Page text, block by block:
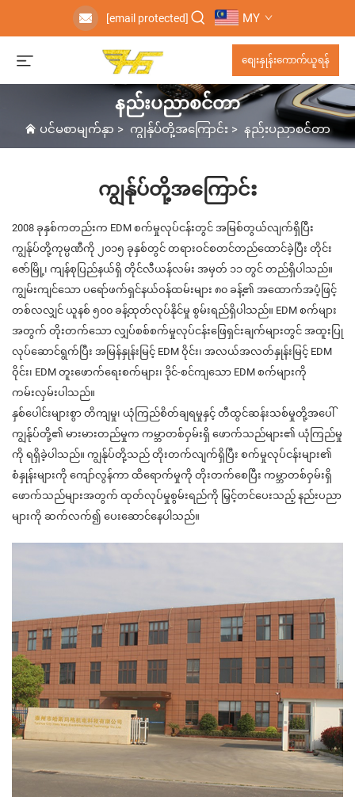
[email protected] MY
စျေးနှုန်းကောက်ယူရန်
နည်းပညာစင်တာ
ပင်မစာမျက်နှာ > ကျွန်ုပ်တို့အကြောင်း > နည်းပညာစင်တာ
ကျွန်ုပ်တို့အကြောင်း
2008 ခုနှစ်ကတည်းက EDM စက်မှုလုပ်ငန်းတွင် အမြစ်တွယ်လျက်ရှိပြီး
ကျွန်ုပ်တို့ကုမ္ပဏီကို ၂၀၁၅ ခုနှစ်တွင် တရားဝင်စတင်တည်ထောင်ခဲ့ပြီး တိုင်း
ဇော်မြို့၊ ကျန်စုပြည်နယ်ရှိ တိုင်လီယန်လမ်း အမှတ် ၁၁ တွင် တည်ရှိပါသည်။
ကျွမ်းကျင်သော ပရော်ဖက်ရှင်နယ်ဝန်ထမ်းများ ၈၀ ခန့်၏ အထောက်အပံ့ဖြင့်
တစ်လလျှင် ယူနစ် ၅၀၀ ခန့်ထုတ်လုပ်နိုင်မှု စွမ်းရည်ရှိပါသည်။ EDM စက်များ
အတွက် တိုးတက်သော လျှပ်စစ်စက်မှုလုပ်ငန်းဖြေရှင်းချက်များတွင် အထူးပြု
လုပ်ဆောင်ရွက်ပြီး အမြန်နှုန်းမြင့် EDM ဝိုင်း၊ အလယ်အလတ်နှုန်းမြင့် EDM
ဝိုင်း၊ EDM တူးဖောက်ရေးစက်များ၊ ဒိုင်-စင်ကျသော EDM စက်များကို
ကမ်းလှမ်းပါသည်။
နှစ်ပေါင်းများစွာ တိကျမှု၊ ယုံကြည်စိတ်ချရမှုနှင့် တီထွင်ဆန်းသစ်မှုတို့အပေါ်
ကျွန်ုပ်တို့၏ မားမားတည်မှုက ကမ္ဘာတစ်ဝှမ်းရှိ ဖောက်သည်များ၏ ယုံကြည်မှု
ကို ရရှိခဲ့ပါသည်။ ကျွန်ုပ်တို့သည် တိုးတက်လျက်ရှိပြီး စက်မှုလုပ်ငန်းများ၏
စံနှုန်းများကို ကျော်လွန်ကာ ထိရောက်မှုကို တိုးတက်စေပြီး ကမ္ဘာတစ်ဝှမ်းရှိ
ဖောက်သည်များအတွက် ထုတ်လုပ်မှုစွမ်းရည်ကို မြှင့်တင်ပေးသည့် နည်းပညာ
များကို ဆက်လက်၍ ပေးဆောင်နေပါသည်။